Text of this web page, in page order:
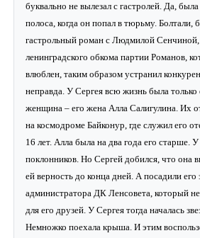
буквально не вылезал с гастролей. Да,
полоса, когда он попал в тюрьму. Болтали,
гастрольный роман с Людмилой Сенчиной,
ленинградского обкома партии Романов,
влюблен, таким образом устранил
неправда. У Сергея всю жизнь была
женщина – его жена Алла Салигулина. Их
на космодроме Байконур, где служил его
16 лет. Алла была на два года его старше.
поклонников. Но Сергей добился, что она
ей верность до конца дней. А посадили его
администратора ДК Ленсовета, который
для его друзей. У Сергея тогда началась
Немножко поехала крыша. И этим